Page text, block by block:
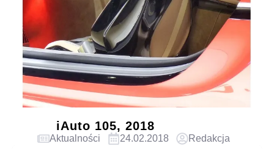
iAuto 105, 2018
Aktualności 24.02.2018 Redakcja